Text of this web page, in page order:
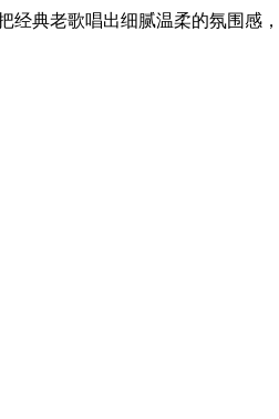
典老歌唱出细腻温柔的氛围感